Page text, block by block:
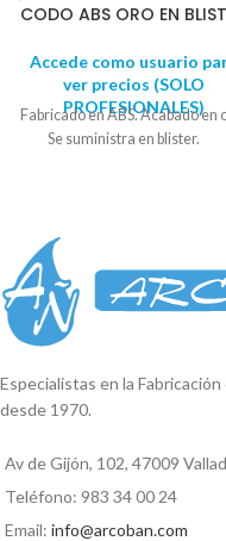
CODO ABS ORO EN
Accede como usuario
ver precios (SOLO
PROFESIONALES)
Fabricado en ABS. Acabado en
Se suministra en blister.
Especialistas en la
desde 1970.
Av de Gijón, 102, 47009
Teléfono: 983 34 00 24
Email: info@arcoban.com